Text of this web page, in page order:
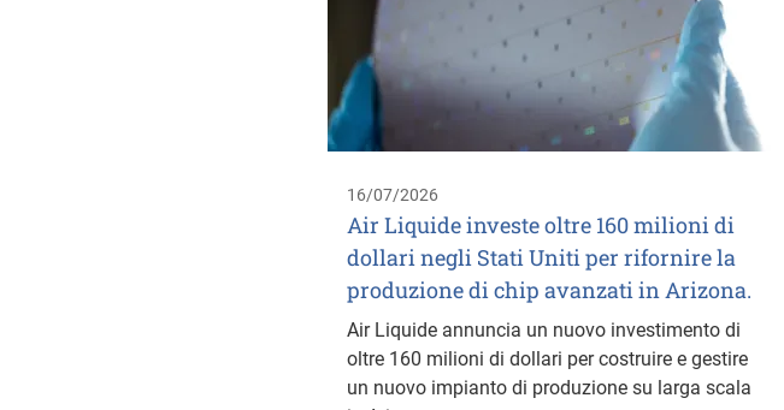
16/07/2026
Air Liquide investe oltre 160 milioni di
dollari negli Stati Uniti per rifornire la
produzione di chip avanzati in Arizona.
Air Liquide annuncia un nuovo investimento di
oltre 160 milioni di dollari per costruire e gestire
un nuovo impianto di produzione su larga scala